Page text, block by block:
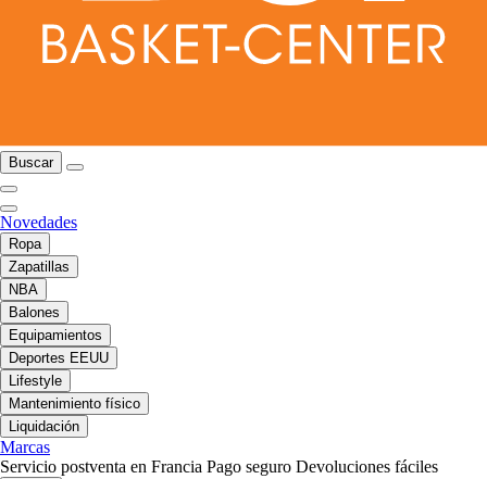
Buscar
Novedades
Ropa
Zapatillas
NBA
Balones
Equipamientos
Deportes EEUU
Lifestyle
Mantenimiento físico
Liquidación
Marcas
Servicio postventa en Francia Pago seguro Devoluciones fáciles